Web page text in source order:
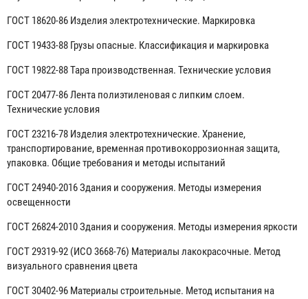
ГОСТ 18620-86 Изделия электротехнические. Маркировка
ГОСТ 19433-88 Грузы опасные. Классификация и маркировка
ГОСТ 19822-88 Тара производственная. Технические условия
ГОСТ 20477-86 Лента полиэтиленовая с липким слоем.
Технические условия
ГОСТ 23216-78 Изделия электротехнические. Хранение,
транспортирование, временная противокоррозионная защита,
упаковка. Общие требования и методы испытаний
ГОСТ 24940-2016 Здания и сооружения. Методы измерения
освещенности
ГОСТ 26824-2010 Здания и сооружения. Методы измерения яркости
ГОСТ 29319-92 (ИСО 3668-76) Материалы лакокрасочные. Метод
визуального сравнения цвета
ГОСТ 30402-96 Материалы строительные. Метод испытания на